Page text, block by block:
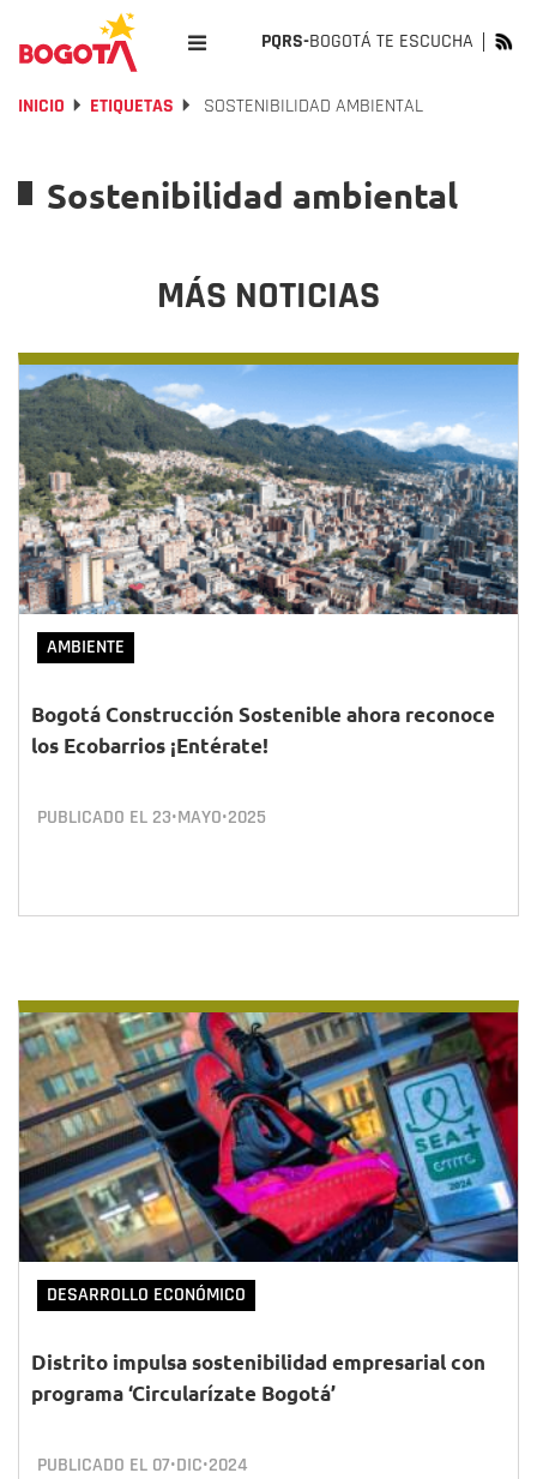
PQRS-BOGOTÁ TE ESCUCHA
INICIO ETIQUETAS SOSTENIBILIDAD AMBIENTAL
Sostenibilidad ambiental
MÁS NOTICIAS
AMBIENTE
Bogotá Construcción Sostenible ahora reconoce
los Ecobarrios ¡Entérate!
PUBLICADO EL 23•MAYO•2025
DESARROLLO ECONÓMICO
Distrito impulsa sostenibilidad empresarial con
programa ‘Circularízate Bogotá’
PUBLICADO EL 07•DIC•2024